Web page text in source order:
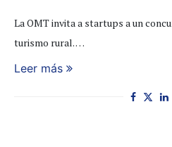
La OMT invita a startups a un
turismo rural. …
Leer más